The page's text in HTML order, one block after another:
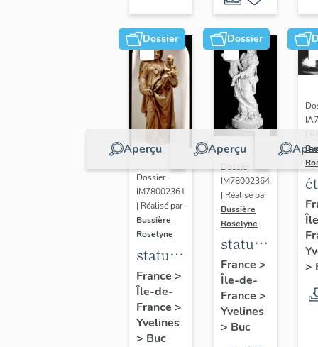
Dossier
Aperçu
Dossier
IM78002361
| Réalisé par
Bussière
Roselyne
statue :
Vierge
à
l'Enfant
(n°2)
France >
Île-de-
France >
Yvelines
> Buc
Dossier
Aperçu
Dossier
IM78002364
| Réalisé par
Bussière
Roselyne
statue :
Vierge
à
l'Enfant
(n°1)
France >
Île-de-
France >
Yvelines
> Buc
>